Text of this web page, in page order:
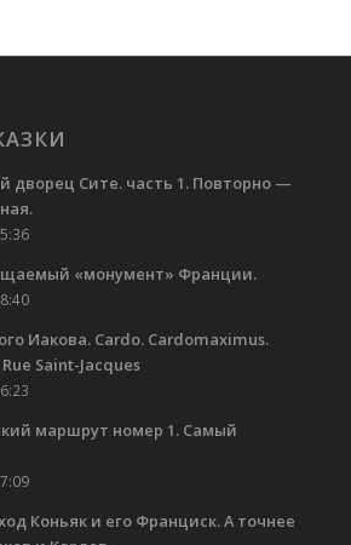
дворец Сите. часть 1. Повторно —
«монумент» Франции.
Иакова. Cardo. Cardomaximus.
Saint-Jacques
маршрут номер 1. Самый
Коньяк и его Франциск. А точнее